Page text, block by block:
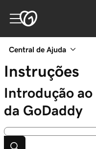
Central de Ajuda
Instruções
Introdução
da GoDaddy